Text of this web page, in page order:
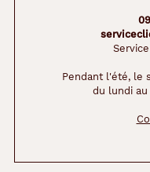
Pendant l'été, le
du lundi au